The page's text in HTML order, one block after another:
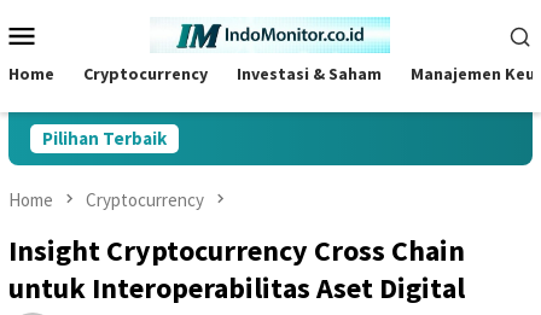
to
Menu
Home Cryptocurrency Investasi & Saham Manajemen
Pilihan Terbaik
Home Cryptocurrency
Insight Cryptocurrency Cross Chain
untuk Interoperabilitas Aset Digital